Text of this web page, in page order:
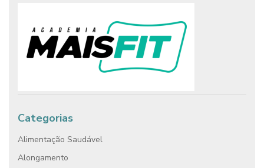
Categorias
Alimentação Saudável
Alongamento